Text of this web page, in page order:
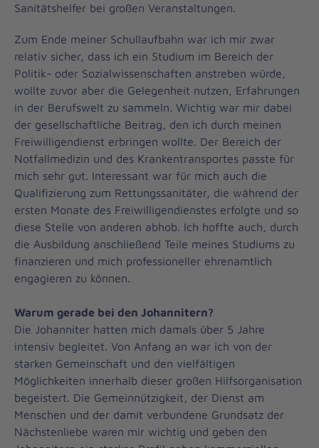
Sanitätshelfer bei großen Veranstaltungen.
Zum Ende meiner Schullaufbahn war ich mir zwar
relativ sicher, dass ich ein Studium im Bereich der
Politik- oder Sozialwissenschaften anstreben würde,
wollte zuvor aber die Gelegenheit nutzen, Erfahrungen
in der Berufswelt zu sammeln. Wichtig war mir dabei
der gesellschaftliche Beitrag, den ich durch meinen
Freiwilligendienst erbringen wollte. Der Bereich der
Notfallmedizin und des Krankentransportes passte für
mich sehr gut. Interessant war für mich auch die
Qualifizierung zum Rettungssanitäter, die während der
ersten Monate des Freiwilligendienstes erfolgte und so
diese Stelle von anderen abhob. Ich hoffte auch, durch
die Ausbildung anschließend Teile meines Studiums zu
finanzieren und mich professioneller ehrenamtlich
engagieren zu können.
Warum gerade bei den Johannitern?
Die Johanniter hatten mich damals über 5 Jahre
intensiv begleitet. Von Anfang an war ich von der
starken Gemeinschaft und den vielfältigen
Möglichkeiten innerhalb dieser großen Hilfsorganisation
begeistert. Die Gemeinnützigkeit, der Dienst am
Menschen und der damit verbundene Grundsatz der
Nächstenliebe waren mir wichtig und geben den